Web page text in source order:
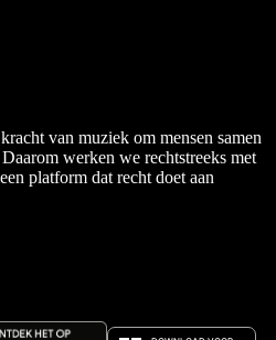
van muziek om mensen samen
werken we rechtstreeks met
platform dat recht doet aan